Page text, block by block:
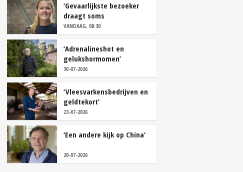
‘Gevaarlijkste bezoeker
draagt soms
overschoenen’
VANDAAG, 08:30
‘Adrenalineshot en
gelukshormomen’
30-07-2026
‘Vleesvarkensbedrijven en
geldtekort’
23-07-2026
‘Een andere kijk op China’
20-07-2026